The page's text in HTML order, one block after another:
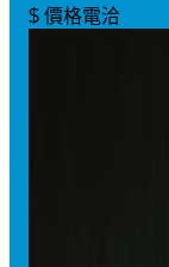
$ 價格電洽